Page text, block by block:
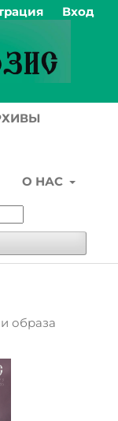
О НАС
Вход
образа